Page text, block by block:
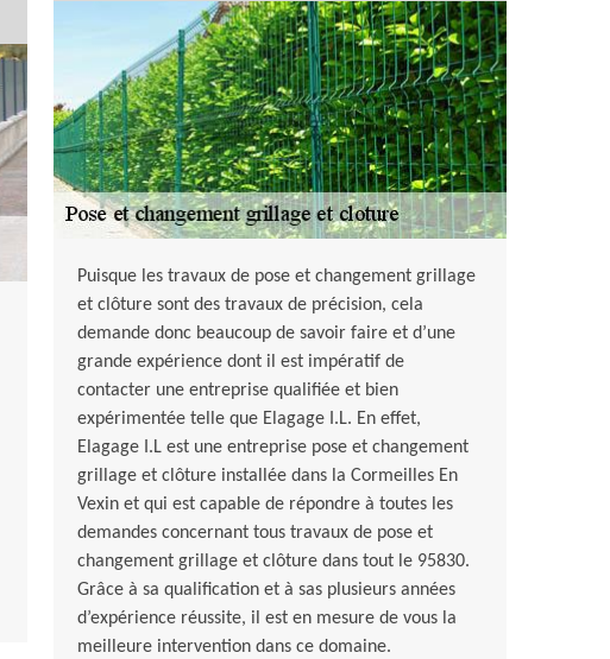
Puisque les travaux de pose et changement grillage
et clôture sont des travaux de précision, cela
demande donc beaucoup de savoir faire et d’une
grande expérience dont il est impératif de
contacter une entreprise qualifiée et bien
expérimentée telle que Elagage I.L. En effet,
Elagage I.L est une entreprise pose et changement
grillage et clôture installée dans la Cormeilles En
Vexin et qui est capable de répondre à toutes les
demandes concernant tous travaux de pose et
changement grillage et clôture dans tout le 95830.
Grâce à sa qualification et à sas plusieurs années
d’expérience réussite, il est en mesure de vous la
meilleure intervention dans ce domaine.